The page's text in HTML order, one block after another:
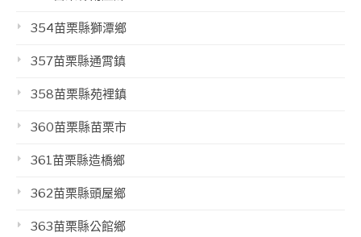
354苗栗縣獅潭鄉
357苗栗縣通霄鎮
358苗栗縣苑裡鎮
360苗栗縣苗栗市
361苗栗縣造橋鄉
362苗栗縣頭屋鄉
363苗栗縣公館鄉